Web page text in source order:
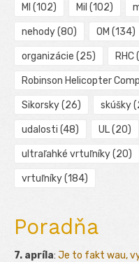
MI (102) Mil (102)
nehody(80) OM (134)
organizácie (25) RHC
Robinson Helicopter
Sikorsky(26) skúšky
udalosti (48) UL(20)
ultraľahké vrtuľníky(20)
vrtuľníky(184)
Poradňa
7. apríla: Je to fakt wau,